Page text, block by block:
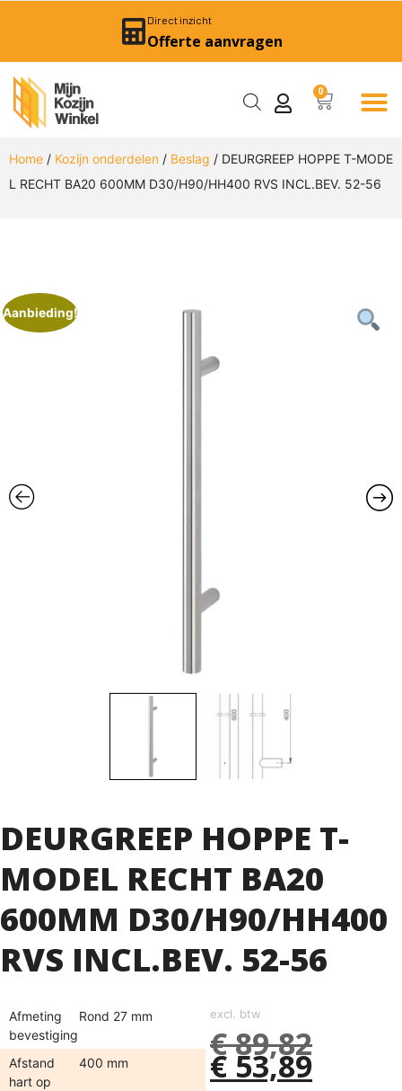
Direct inzicht
Offerte aanvragen
0
Home / Kozijn onderdelen / Beslag / DEURGREEP HOPPE T-MODE
L RECHT BA20 600MM D30/H90/HH400 RVS INCL.BEV. 52-56
Aanbieding!
DEURGREEP HOPPE T-
MODEL RECHT BA20
600MM D30/H90/HH400
RVS INCL.BEV. 52-56
Afmeting
bevestiging
Rond 27 mm
Afstand
hart op
400 mm
excl. btw
€89,82
€ 53,89